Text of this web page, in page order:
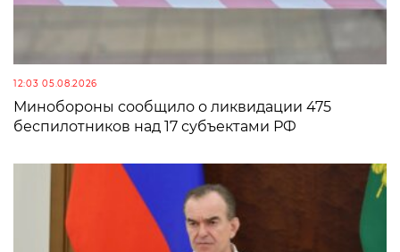
12:03 05.08.2026
Минобороны сообщило о ликвидации 475
беспилотников над 17 субъектами РФ